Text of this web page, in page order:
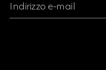
Indirizzo e-mail